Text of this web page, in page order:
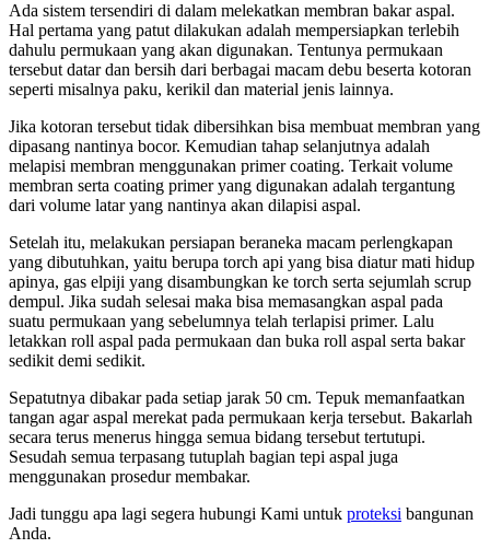
Ada sistem tersendiri di dalam melekatkan membran bakar aspal.
Hal pertama yang patut dilakukan adalah mempersiapkan terlebih
dahulu permukaan yang akan digunakan. Tentunya permukaan
tersebut datar dan bersih dari berbagai macam debu beserta kotoran
seperti misalnya paku, kerikil dan material jenis lainnya.
Jika kotoran tersebut tidak dibersihkan bisa membuat membran yang
dipasang nantinya bocor. Kemudian tahap selanjutnya adalah
melapisi membran menggunakan primer coating. Terkait volume
membran serta coating primer yang digunakan adalah tergantung
dari volume latar yang nantinya akan dilapisi aspal.
Setelah itu, melakukan persiapan beraneka macam perlengkapan
yang dibutuhkan, yaitu berupa torch api yang bisa diatur mati hidup
apinya, gas elpiji yang disambungkan ke torch serta sejumlah scrup
dempul. Jika sudah selesai maka bisa memasangkan aspal pada
suatu permukaan yang sebelumnya telah terlapisi primer. Lalu
letakkan roll aspal pada permukaan dan buka roll aspal serta bakar
sedikit demi sedikit.
Sepatutnya dibakar pada setiap jarak 50 cm. Tepuk memanfaatkan
tangan agar aspal merekat pada permukaan kerja tersebut. Bakarlah
secara terus menerus hingga semua bidang tersebut tertutupi.
Sesudah semua terpasang tutuplah bagian tepi aspal juga
menggunakan prosedur membakar.
Jadi tunggu apa lagi segera hubungi Kami untuk proteksi bangunan
Anda.